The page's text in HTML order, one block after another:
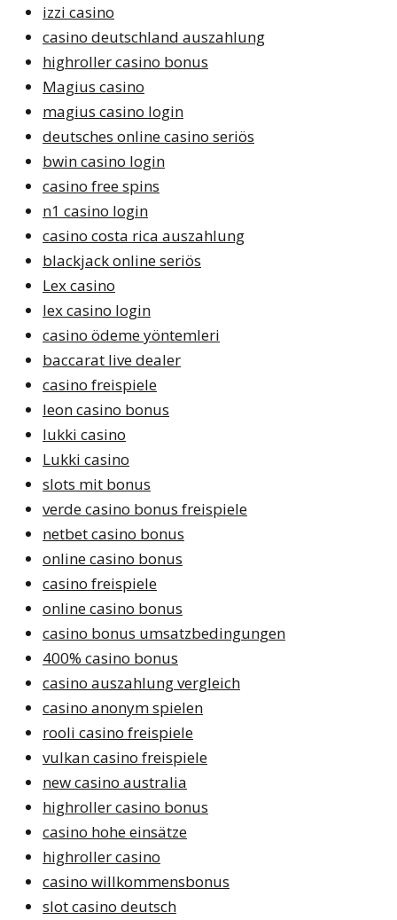
izzi casino
casino deutschland auszahlung
highroller casino bonus
Magius casino
magius casino login
deutsches online casino seriös
bwin casino login
casino free spins
n1 casino login
casino costa rica auszahlung
blackjack online seriös
Lex casino
lex casino login
casino ödeme yöntemleri
baccarat live dealer
casino freispiele
leon casino bonus
lukki casino
Lukki casino
slots mit bonus
verde casino bonus freispiele
netbet casino bonus
online casino bonus
casino freispiele
online casino bonus
casino bonus umsatzbedingungen
400% casino bonus
casino auszahlung vergleich
casino anonym spielen
rooli casino freispiele
vulkan casino freispiele
new casino australia
highroller casino bonus
casino hohe einsätze
highroller casino
casino willkommensbonus
slot casino deutsch